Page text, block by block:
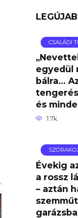
CSALÁDI
egyedül
bálra…
és
1.7k.
Évekig
a rossz
– aztán